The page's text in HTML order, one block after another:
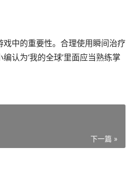
中的重要性。合理使用瞬间治疗
认为‘我的全球’里面应当熟练掌
下一篇 »